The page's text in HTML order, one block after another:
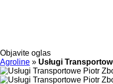
Objavite oglas
Agroline » Usługi